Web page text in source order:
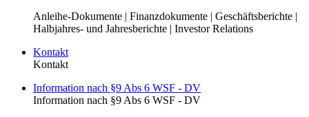
Anleihe-Dokumente | Finanzdokumente | Geschäftsberichte |
Halbjahres- und Jahresberichte | Investor Relations
Kontakt
Kontakt
Information nach §9 Abs 6 WSF - DV
Information nach §9 Abs 6 WSF - DV